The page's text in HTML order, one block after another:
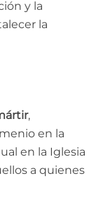
y la
la
,
en la
en la Iglesia
a quienes